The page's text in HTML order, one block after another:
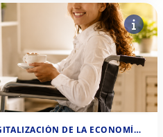
COMPETENCIAS PARA LA DIGITALIZACIÓN DE LA ECONOMÍA SOCIAL